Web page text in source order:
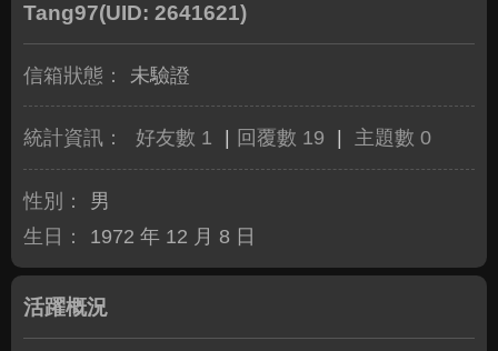
Tang97(UID: 2641621)
信箱狀態： 未驗證
統計資訊： 好友數 1 回覆數 19 主題數 0
性別：
男
生日：
1972 年 12 月 8 日
活躍概況